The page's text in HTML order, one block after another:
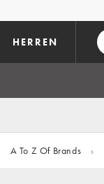
HERREN
A To Z Of Brands ›